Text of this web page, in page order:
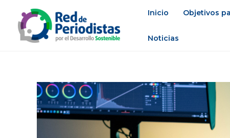
contenido
Inicio Objetivos
Noticias